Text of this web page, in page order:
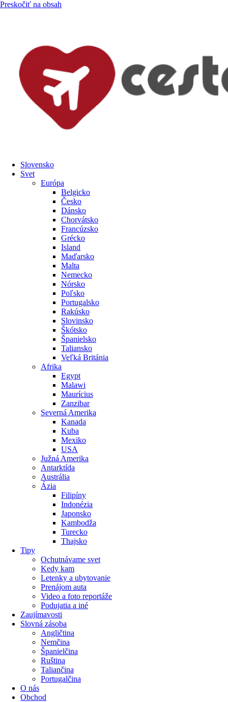
Preskočiť na obsah
Slovensko
Svet
Európa
Belgicko
Česko
Dánsko
Chorvátsko
Francúzsko
Grécko
Island
Maďarsko
Malta
Nemecko
Nórsko
Poľsko
Portugalsko
Rakúsko
Slovinsko
Škótsko
Španielsko
Taliansko
Veľká Británia
Afrika
Egypt
Malawi
Maurícius
Zanzibar
Severná Amerika
Kanada
Kuba
Mexiko
USA
Južná Amerika
Antarktída
Austrália
Ázia
Filipíny
Indonézia
Japonsko
Kambodža
Turecko
Thajsko
Tipy
Ochutnávame svet
Kedy kam
Letenky a ubytovanie
Prenájom auta
Video a foto reportáže
Podujatia a iné
Zaujímavosti
Slovná zásoba
Angličtina
Nemčina
Španielčina
Ruština
Taliančina
Portugalčina
O nás
Obchod